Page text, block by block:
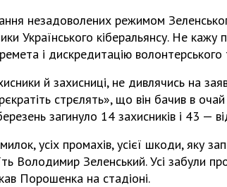
незадоволених режимом
Українського кіберальянсу. Не кажу
і дискредитацію
й захисниці, не дивлячись на
стрєлять», що він бачив в
загинуло 14 захисників і 43 —
усіх промахів, усієї шкоди, яку
Володимир Зеленський. Усі забули
Порошенка на стадіоні.